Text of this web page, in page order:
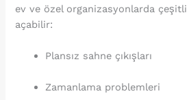
ev ve özel organizasyonlarda
açabilir:
Plansız sahne çıkışları
Zamanlama problemleri